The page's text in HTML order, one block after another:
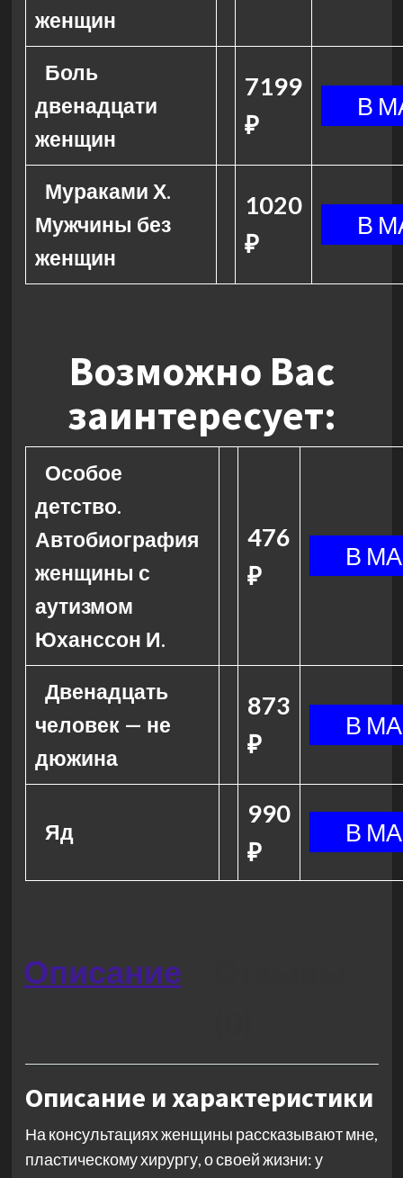
женщин
Боль
двенадцати
женщин
7199
₽
Мураками Х.
Мужчины без
женщин
1020
₽
Возможно Вас
заинтересует:
Особое
детство.
Автобиография
женщины с
аутизмом
Юханссон И.
476
₽
Двенадцать
человек — не
дюжина
873
₽
Яд
990
₽
Описание
Описание и характеристики
На консультациях женщины рассказывают мне,
пластическому хирургу, о своей жизни: у